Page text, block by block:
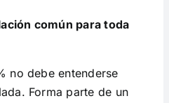
común para toda
no debe entenderse
Forma parte de un